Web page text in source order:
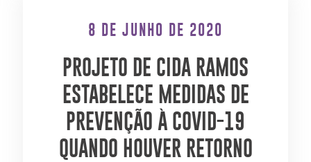
8 DE JUNHO DE 2020
PROJETO DE CIDA RAMOS
ESTABELECE MEDIDAS DE
PREVENÇÃO À COVID-19
QUANDO HOUVER RETORNO